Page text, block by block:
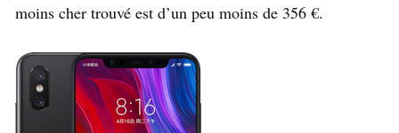
moins cher trouvé est d’un peu moins de 356 €.